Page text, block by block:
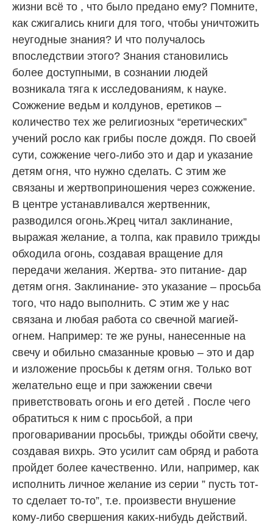
жизни всё то , что было предано ему? Помните,
как сжигались книги для того, чтобы уничтожить
неугодные знания? И что получалось
впоследствии этого? Знания становились
более доступными, в сознании людей
возникала тяга к исследованиям, к науке.
Сожжение ведьм и колдунов, еретиков –
количество тех же религиозных “еретических”
учений росло как грибы после дождя. По своей
сути, сожжение чего-либо это и дар и указание
детям огня, что нужно сделать. С этим же
связаны и жертвоприношения через сожжение.
В центре устанавливался жертвенник,
разводился огонь.Жрец читал заклинание,
выражая желание, а толпа, как правило трижды
обходила огонь, создавая вращение для
передачи желания. Жертва- это питание- дар
детям огня. Заклинание- это указание – просьба
того, что надо выполнить. С этим же у нас
связана и любая работа со свечной магией-
огнем. Например: те же руны, нанесенные на
свечу и обильно смазанные кровью – это и дар
и изложение просьбы к детям огня. Только вот
желательно еще и при зажжении свечи
приветствовать огонь и его детей . После чего
обратиться к ним с просьбой, а при
проговаривании просьбы, трижды обойти свечу,
создавая вихрь. Это усилит сам обряд и работа
пройдет более качественно. Или, например, как
исполнить личное желание из серии ” пусть тот-
то сделает то-то”, т.е. произвести внушение
кому-либо свершения каких-нибудь действий.